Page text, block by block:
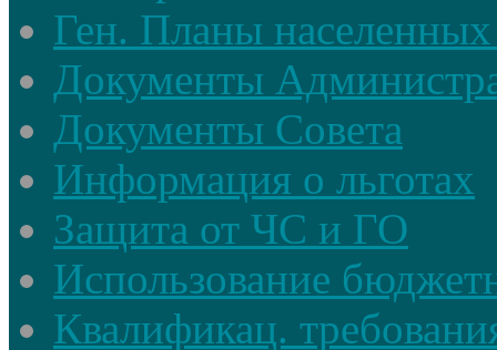
Ген. Планы
Документы
Документы Совета
Информация о льготах
Защита от ЧС и ГО
Использование
Квалификац.